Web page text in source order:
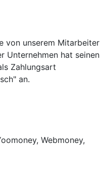
von unserem Mitarbeiter
Unternehmen hat seinen
Zahlungsart
an.
Webmoney,